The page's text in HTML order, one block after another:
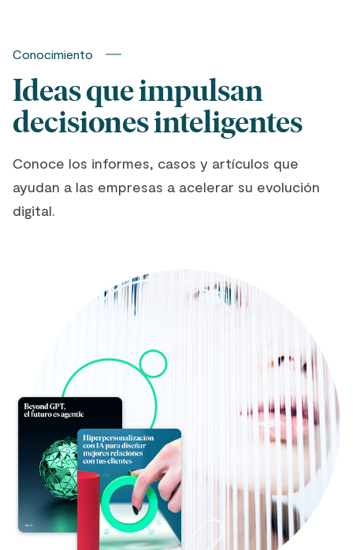
Conocimiento
Ideas que impulsan
decisiones inteligentes
Conoce los informes, casos y artículos que
ayudan a las empresas a acelerar su evolución
digital.